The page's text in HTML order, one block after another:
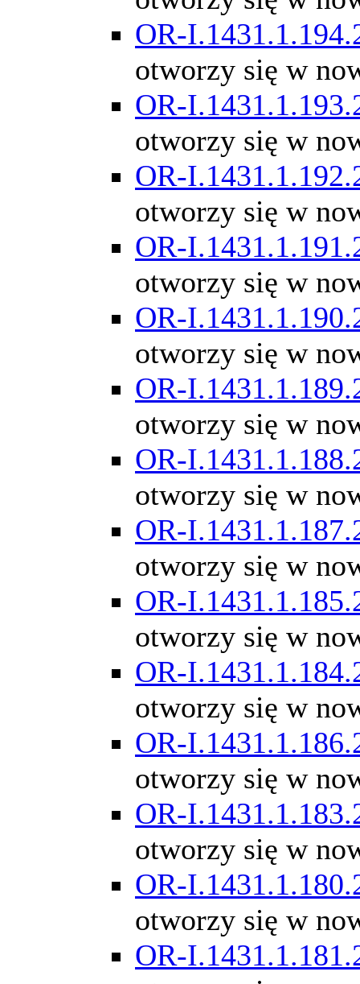
OR-
otworzy się w
OR-
otworzy się w
OR-
otworzy się w
OR-
otworzy się w
OR-
otworzy się w
OR-
otworzy się w
OR-
otworzy się w
OR-
otworzy się w
OR-
otworzy się w
OR-
otworzy się w
OR-
otworzy się w
OR-
otworzy się w
OR-
otworzy się w
OR-